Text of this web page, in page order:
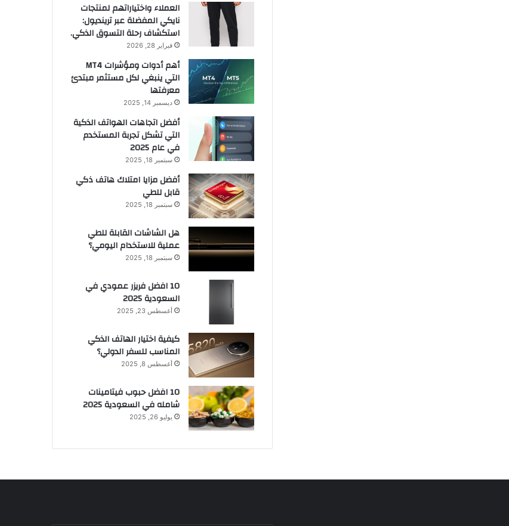
العملاء واختياراتهم لمنتجات
نايكي المفضلة عبر ترينديول:
استكشاف رحلة التسوق الذكي.
فبراير 28, 2026
أهم أدوات ومؤشرات MT4
التي ينبغي لكل مستثمر مبتدئ
معرفتها
ديسمبر 14, 2025
أفضل اتجاهات الهواتف الذكية
التي تشكل تجربة المستخدم
في عام 2025
سبتمبر 18, 2025
أفضل مزايا امتلاك هاتف ذكي
قابل للطي
سبتمبر 18, 2025
هل الشاشات القابلة للطي
عملية للاستخدام اليومي؟
سبتمبر 18, 2025
10 افضل فريزر عمودي​ في
السعودية​ 2025
أغسطس 23, 2025
كيفية اختيار الهاتف الذكي
المناسب للسفر الدولي؟
أغسطس 8, 2025
10 افضل حبوب فيتامينات
شامله​ في السعودية 2025
يوليو 26, 2025